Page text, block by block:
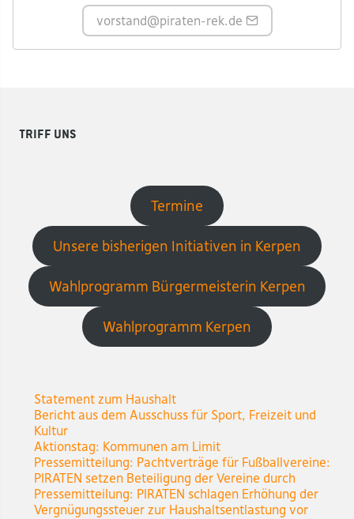
vorstand@piraten-rek.de
Triff uns
Termine
Unsere bisherigen Initiativen in Kerpen
Wahlprogramm Bürgermeisterin Kerpen
Wahlprogramm Kerpen
Statement zum Haushalt
Bericht aus dem Ausschuss für Sport, Freizeit und
Kultur
Aktionstag: Kommunen am Limit
Pressemitteilung: Pachtverträge für Fußballvereine:
PIRATEN setzen Beteiligung der Vereine durch
Pressemitteilung: PIRATEN schlagen Erhöhung der
Vergnügungssteuer zur Haushaltsentlastung vor